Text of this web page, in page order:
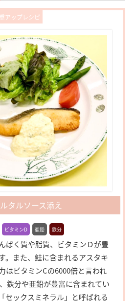
アップレシピ
タルソース添え
ビタミンD 亜鉛 鉄分
ぱく質や脂質、ビタミンＤが豊
。また、鮭に含まれるアスタキ
はビタミンCの6000倍と言われ
鉄分や亜鉛が豊富に含まれてい
セックスミネラル」と呼ばれる